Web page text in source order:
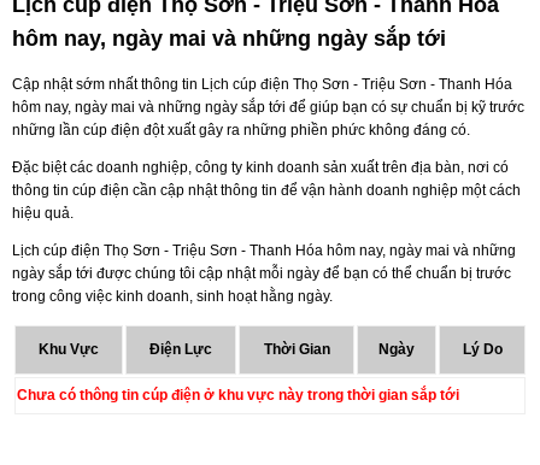
Lịch cúp điện Thọ Sơn - Triệu Sơn - Thanh Hóa
hôm nay, ngày mai và những ngày sắp tới
Cập nhật sớm nhất thông tin Lịch cúp điện Thọ Sơn - Triệu Sơn - Thanh Hóa
hôm nay, ngày mai và những ngày sắp tới để giúp bạn có sự chuẩn bị kỹ trước
những lần cúp điện đột xuất gây ra những phiền phức không đáng có.
Đặc biệt các doanh nghiệp, công ty kinh doanh sản xuất trên địa bàn, nơi có
thông tin cúp điện cần cập nhật thông tin để vận hành doanh nghiệp một cách
hiệu quả.
Lịch cúp điện Thọ Sơn - Triệu Sơn - Thanh Hóa hôm nay, ngày mai và những
ngày sắp tới được chúng tôi cập nhật mỗi ngày để bạn có thể chuẩn bị trước
trong công việc kinh doanh, sinh hoạt hằng ngày.
Khu Vực Điện Lực Thời Gian Ngày Lý Do
Chưa có thông tin cúp điện ở khu vực này trong thời gian sắp tới